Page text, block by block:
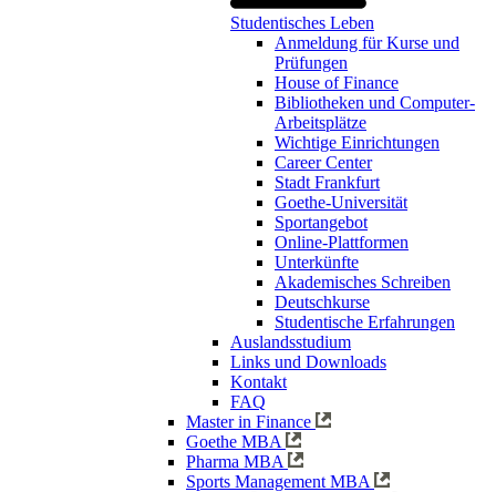
Studentisches Leben
Anmeldung für Kurse und
Prüfungen
House of Finance
Bibliotheken und Computer-
Arbeitsplätze
Wichtige Einrichtungen
Career Center
Stadt Frankfurt
Goethe-Universität
Sportangebot
Online-Plattformen
Unterkünfte
Akademisches Schreiben
Deutschkurse
Studentische Erfahrungen
Auslandsstudium
Links und Downloads
Kontakt
FAQ
Master in Finance
Goethe MBA
Pharma MBA
Sports Management MBA